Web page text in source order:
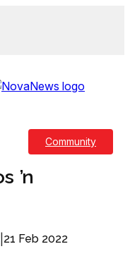
Community
’n
21 Feb 2022